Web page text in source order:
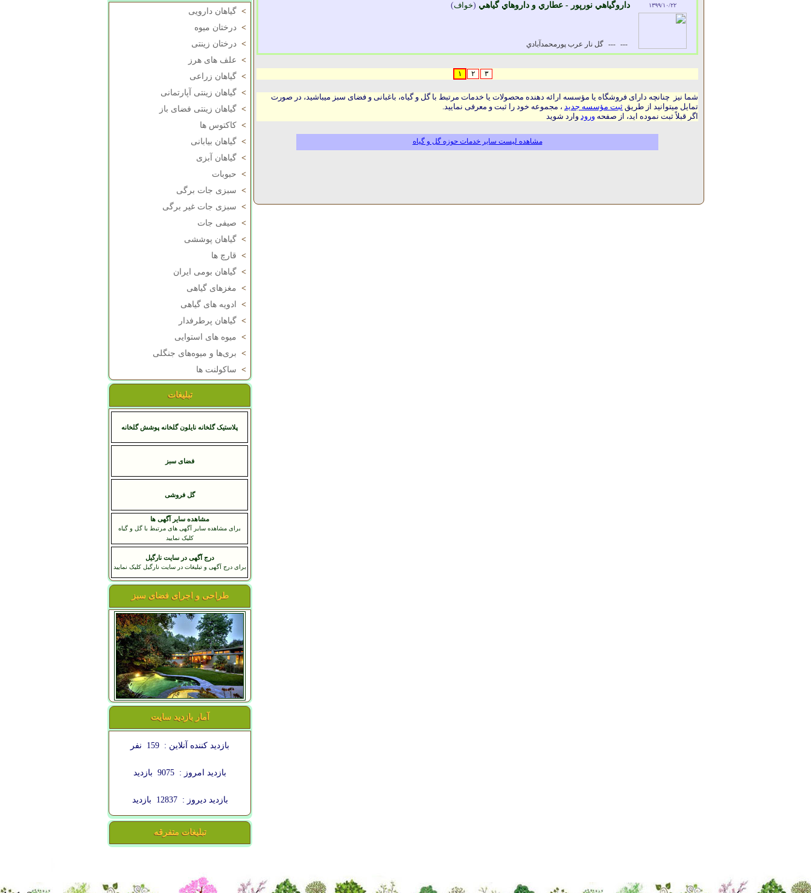
> گیاهان دارویی
> درختان میوه
> درختان زینتی
> علف های هرز
> گیاهان زراعی
> گیاهان زینتی آپارتمانی
> گیاهان زینتی فضای باز
> کاکتوس ها
> گیاهان بیابانی
> گیاهان آبزی
> حبوبات
> سبزی جات برگی
> سبزی جات غیر برگی
> صیفی جات
> گیاهان پوششی
> قارچ ها
> گیاهان بومی ایران
> مغزهای گیاهی
>
ادویه های گیاهی
> گیاهان پرطرفدار
> میوه های استوایی
> بری‌ها و میوه‌های جنگلی
> ساکولنت ها
تبلیغات
پلاستیک گلخانه نایلون گلخانه پوشش گلخانه
فضای سبز
گل فروشی
مشاهده سایر آگهی ها
برای مشاهده سایر آگهی های مرتبط با گل و گیاه
کلیک نمایید
درج آگهی در سایت نارگیل
برای درج آگهی و تبلیغات در سایت نارگیل کلیک نمایید
طراحی و اجرای فضای سبز
آمار بازدید سایت
بازدید کننده آنلاین : 159 نفر
بازدید امروز : 9075 بازدید
بازدید دیروز : 12837 بازدید
تبلیغات متفرقه
۱۳۹۹/۱۰/۲۲ داروگياهي نورپور - عطاري و داروهاي گياهي (خواف)
---
--- گل نار عرب پورمحمدآبادي
۱ ۲ ۳
شما نیز چنانچه دارای فروشگاه یا مؤسسه ارائه دهنده محصولات یا خدمات مرتبط با گل و گیاه، باغبانی و فضای سبز میباشید، در صورت
تمایل میتوانید از طریق ثبت مؤسسه جدید ، مجموعه خود را ثبت و معرفی نمایید.
اگر قبلاً ثبت نموده اید، از صفحه ورود وارد شوید
مشاهده لیست سایر خدمات حوزه گل و گیاه